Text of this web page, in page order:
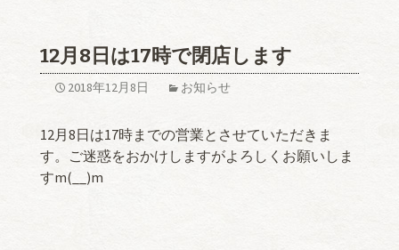
12月8日は17時で閉店します
2018年12月8日 お知らせ
12月8日は17時までの営業とさせていただきま
す。ご迷惑をおかけしますがよろしくお願いしま
すm(__)m